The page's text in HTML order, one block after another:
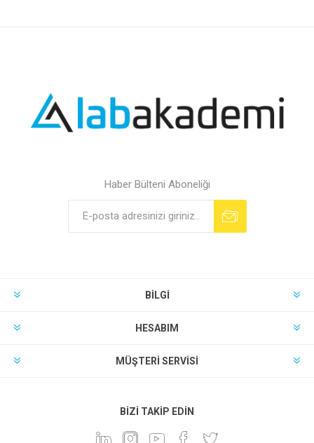
Haber Bülteni Aboneliği
BILGI
HESABIM
MÜŞTERI SERVISI
BIZI TAKIP EDIN